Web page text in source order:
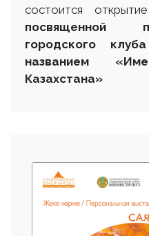
состоится
посвященной
городского
названием
Казахстана»